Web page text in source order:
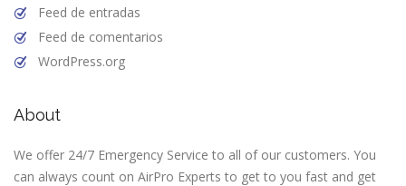
Feed de entradas
Feed de comentarios
WordPress.org
About
We offer 24/7 Emergency Service to all of our customers. You
can always count on AirPro Experts to get to you fast and get